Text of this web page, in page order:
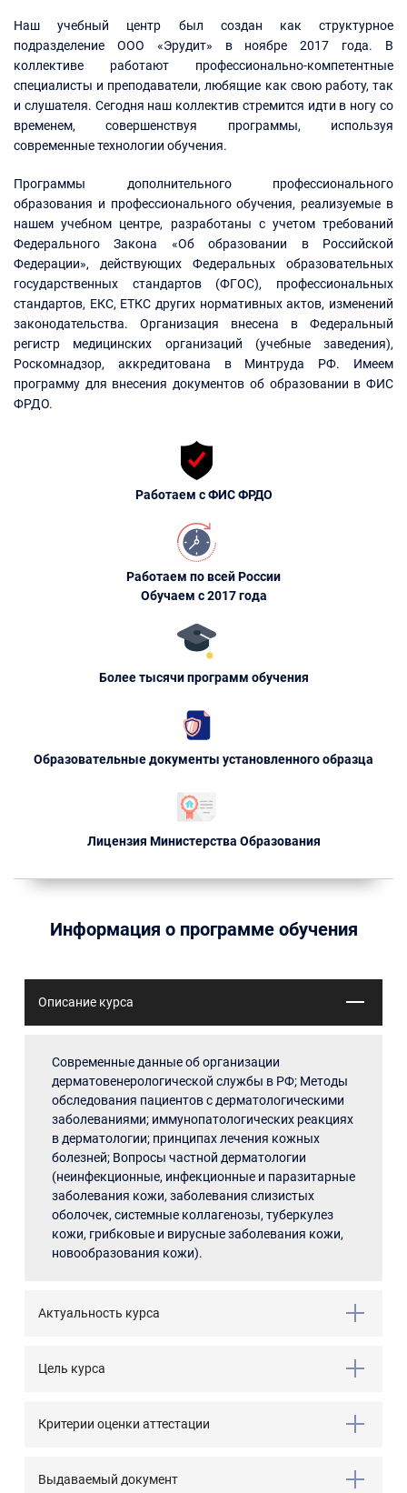
Наш учебный центр был создан как структурное
подразделение ООО «Эрудит» в ноябре 2017 года. В
коллективе работают профессионально-компетентные
специалисты и преподаватели, любящие как свою работу, так
и слушателя. Сегодня наш коллектив стремится идти в ногу со
временем, совершенствуя программы, используя
современные технологии обучения.
Программы дополнительного профессионального
образования и профессионального обучения, реализуемые в
нашем учебном центре, разработаны с учетом требований
Федерального Закона «Об образовании в Российской
Федерации», действующих Федеральных образовательных
государственных стандартов (ФГОС), профессиональных
стандартов, ЕКС, ЕТКС других нормативных актов, изменений
законодательства. Организация внесена в Федеральный
регистр медицинских организаций (учебные заведения),
Роскомнадзор, аккредитована в Минтруда РФ. Имеем
программу для внесения документов об образовании в ФИС
ФРДО.
Работаем с ФИС ФРДО
Работаем по всей России
Обучаем с 2017 года
Более тысячи программ обучения
Образовательные документы установленного образца
Лицензия Министерства Образования
Информация о программе обучения
Описание курса
Современные данные об организации
дерматовенерологической службы в РФ; Методы
обследования пациентов с дерматологическими
заболеваниями; иммунопатологических реакциях
в дерматологии; принципах лечения кожных
болезней; Вопросы частной дерматологии
(неинфекционные, инфекционные и паразитарные
заболевания кожи, заболевания слизистых
оболочек, системные коллагенозы, туберкулез
кожи, грибковые и вирусные заболевания кожи,
новообразования кожи).
Актуальность курса
Цель курса
Критерии оценки аттестации
Выдаваемый документ